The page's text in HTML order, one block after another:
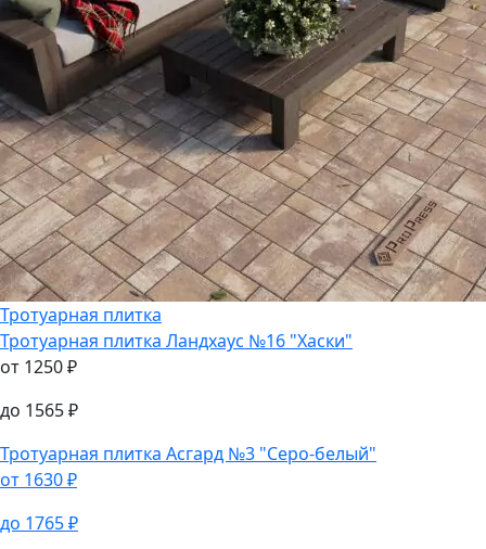
Тротуарная плитка
Тротуарная плитка Ландхаус №16 "Хаски"
от 1250₽
до 1565₽